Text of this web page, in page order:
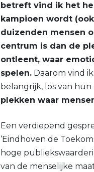
betreft vind ik het
kampioen wordt
duizenden mensen
centrum is dan de
ontleent, waar
spelen. Daarom vind
belangrijk, los van
plekken waar
Een verdiepend
‘Eindhoven de
hoge
van de menselijke